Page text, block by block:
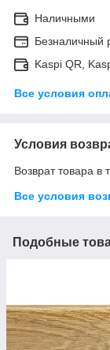
Наличными
Безналичный
Kaspi QR,
Все условия
Условия
Возврат товара в
Все условия
Подобные